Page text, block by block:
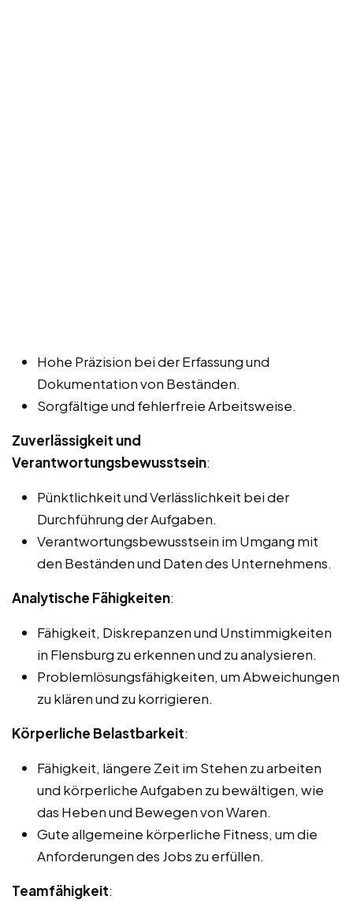
Hohe Präzision bei der Erfassung und
Dokumentation von Beständen.
Sorgfältige und fehlerfreie Arbeitsweise.
Zuverlässigkeit und
Verantwortungsbewusstsein:
Pünktlichkeit und Verlässlichkeit bei der
Durchführung der Aufgaben.
Verantwortungsbewusstsein im Umgang mit
den Beständen und Daten des Unternehmens.
Analytische Fähigkeiten:
Fähigkeit, Diskrepanzen und Unstimmigkeiten
in Flensburg zu erkennen und zu analysieren.
Problemlösungsfähigkeiten, um Abweichungen
zu klären und zu korrigieren.
Körperliche Belastbarkeit:
Fähigkeit, längere Zeit im Stehen zu arbeiten
und körperliche Aufgaben zu bewältigen, wie
das Heben und Bewegen von Waren.
Gute allgemeine körperliche Fitness, um die
Anforderungen des Jobs zu erfüllen.
Teamfähigkeit: